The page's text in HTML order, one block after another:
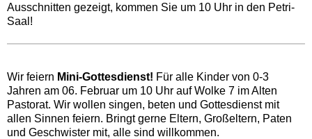
Ausschnitten gezeigt, kommen Sie um 10 Uhr in den Petri-
Saal!
Wir feiern Mini-Gottesdienst! Für alle Kinder von 0-3
Jahren am 06. Februar um 10 Uhr auf Wolke 7 im Alten
Pastorat. Wir wollen singen, beten und Gottesdienst mit
allen Sinnen feiern. Bringt gerne Eltern, Großeltern, Paten
und Geschwister mit, alle sind willkommen.